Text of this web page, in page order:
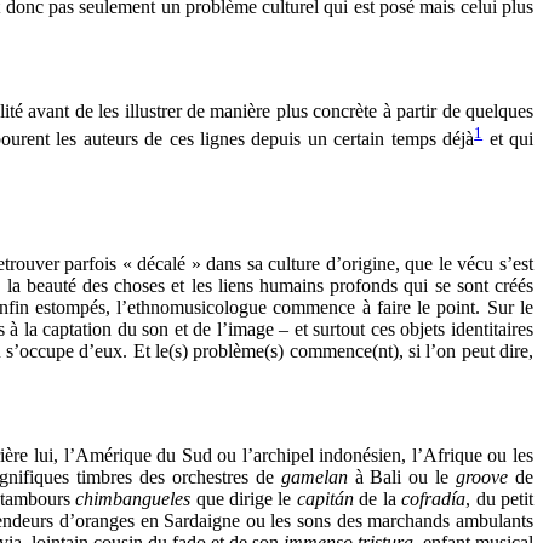
pas seulement un problème culturel qui est posé mais celui plus
avant de les illustrer de manière plus concrète à partir de quelques
les auteurs de ces lignes depuis un certain temps déjà1et qui
parfois « décalé » dans sa culture d’origine, que le vécu s’est
beauté des choses et les liens humains profonds qui se sont créés
estompés, l’ethnomusicologue commence à faire le point. Sur le
la captation du son et de l’image – et surtout ces objets identitaires
d’eux. Et le(s) problème(s) commence(nt), si l’on peut dire,
lui, l’Amérique du Sud ou l’archipel indonésien, l’Afrique ou les
timbres des orchestres de gamelan à Bali ou legroove de
chimbangueles que dirige le capitánde lacofradía, du petit
d’oranges en Sardaigne ou les sons des marchands ambulants